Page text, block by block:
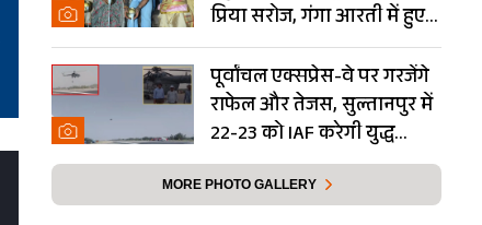
प्रिया सरोज, गंगा आरती में हुए
शामिल- Photos
पूर्वांचल एक्सप्रेस-वे पर गरजेंगे
राफेल और तेजस, सुल्तानपुर में
22-23 को IAF करेगी युद्ध
अभ्यास
MORE PHOTO GALLERY